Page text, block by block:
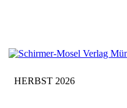
HERBST 2026